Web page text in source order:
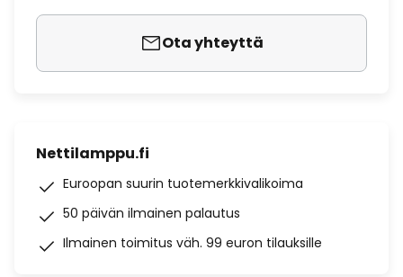
Ota yhteyttä
Nettilamppu.fi
Euroopan suurin tuotemerkkivalikoima
50 päivän ilmainen palautus
Ilmainen toimitus väh. 99 euron tilauksille